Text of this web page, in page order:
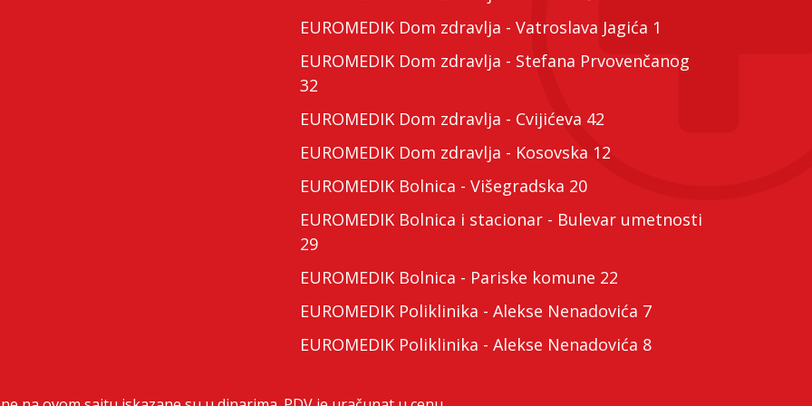
EUROMEDIK Dom zdravlja - Vatroslava Jagića 1
EUROMEDIK Dom zdravlja - Stefana Prvovenčanog
32
EUROMEDIK Dom zdravlja - Cvijićeva 42
EUROMEDIK Dom zdravlja - Kosovska 12
EUROMEDIK Bolnica - Višegradska 20
EUROMEDIK Bolnica i stacionar - Bulevar umetnosti
29
EUROMEDIK Bolnica - Pariske komune 22
EUROMEDIK Poliklinika - Alekse Nenadovića 7
EUROMEDIK Poliklinika - Alekse Nenadovića 8